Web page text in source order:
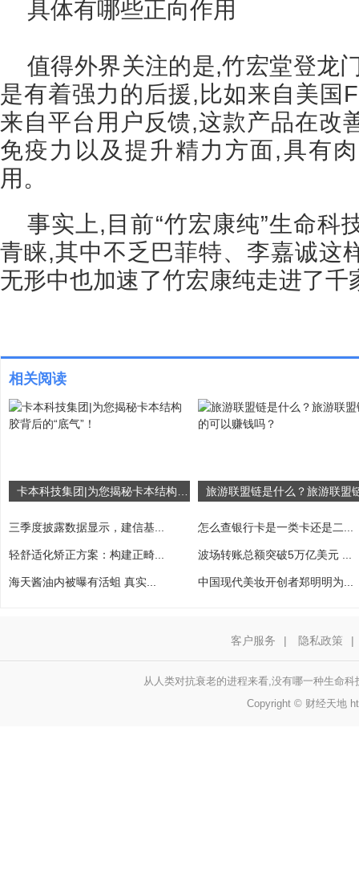
值得外界关注的是,竹宏堂登龙
是有着强力的后援,比如来自美国
来自平台用户反馈,这款产品在改
免疫力以及提升精力方面,具有
用。
事实上,目前“竹宏康纯”生命科
青睐,其中不乏巴菲特、李嘉诚这
无形中也加速了竹宏康纯走进了千
相关阅读
三季度披露数据显示，建信基... 怎么查银行卡是一类卡还是二...
轻舒适化矫正方案：构建正畸... 波场转账总额突破5万亿美元 ...
海天酱油内被曝有活蛆 真实... 中国现代美妆开创者郑明明为...
客户服务 | 隐私政策 |
从人类对抗衰老的进程来看,没有哪一种生命
Copyright © 财经天地